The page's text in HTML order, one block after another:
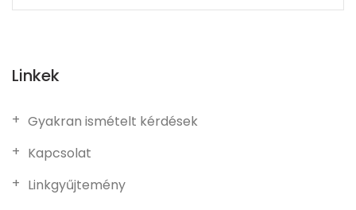
Linkek
Gyakran ismételt kérdések
Kapcsolat
Linkgyűjtemény